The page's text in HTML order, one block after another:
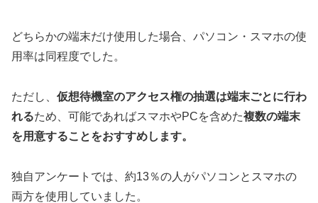
どちらかの端末だけ使用した場合、パソコン・スマホの使
用率は同程度でした。
ただし、 仮想待機室のアクセス権の抽選は端末ごとに行わ
れるため、可能であればスマホやPCを含めた複数の端末
を用意することをおすすめします。
独自アンケートでは、約13％の人がパソコンとスマホの
両方を使用していました。